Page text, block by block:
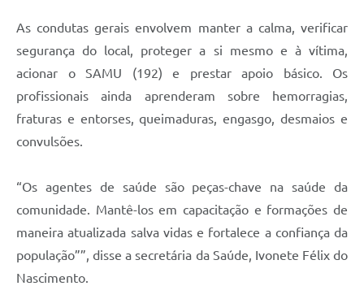
As condutas gerais envolvem manter a calma, verificar
segurança do local, proteger a si mesmo e à vítima,
acionar o SAMU (192) e prestar apoio básico. Os
profissionais ainda aprenderam sobre hemorragias,
fraturas e entorses, queimaduras, engasgo, desmaios e
convulsões.
“Os agentes de saúde são peças-chave na saúde da
comunidade. Mantê-los em capacitação e formações de
maneira atualizada salva vidas e fortalece a confiança da
população””, disse a secretária da Saúde, Ivonete Félix do
Nascimento.